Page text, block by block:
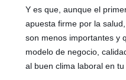
Y es que, aunque el
apuesta firme por la
son menos importantes y
modelo de negocio,
al buen clima laboral en tu